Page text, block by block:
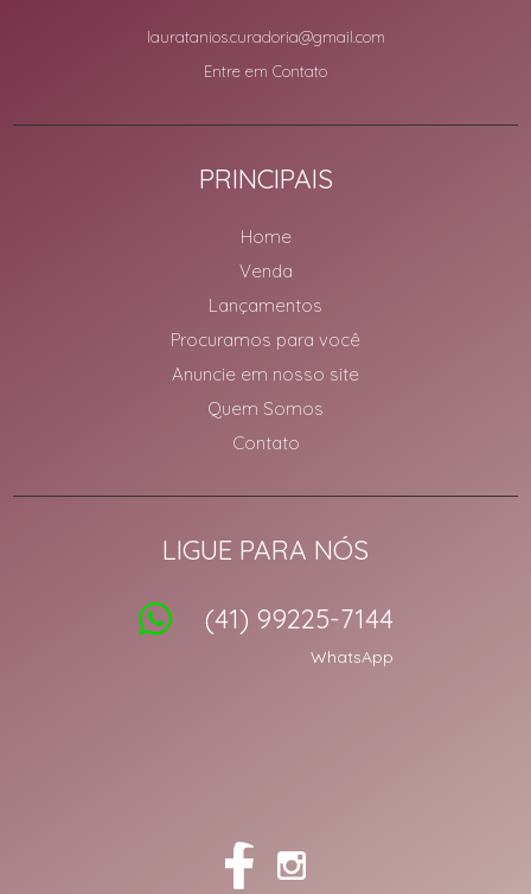
lauratanios.curadoria@gmail.com
Entre em Contato
PRINCIPAIS
Home
Venda
Lançamentos
Procuramos para você
Anuncie em nosso site
Quem Somos
Contato
LIGUE PARA NÓS
(41) 99225-7144
WhatsApp